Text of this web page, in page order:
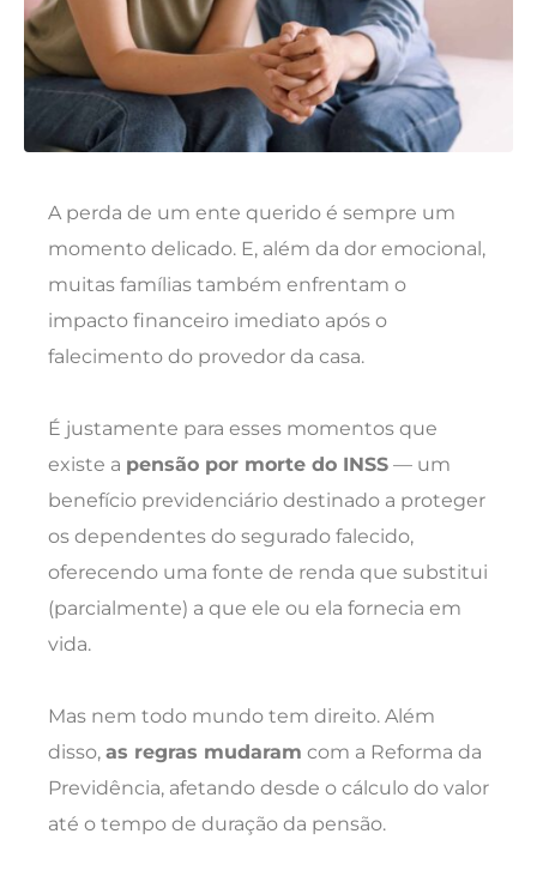
A perda de um ente querido é sempre um
momento delicado. E, além da dor emocional,
muitas famílias também enfrentam o
impacto financeiro imediato após o
falecimento do provedor da casa.
É justamente para esses momentos que
existe a pensão por morte do INSS — um
benefício previdenciário destinado a proteger
os dependentes do segurado falecido,
oferecendo uma fonte de renda que substitui
(parcialmente) a que ele ou ela fornecia em
vida.
Mas nem todo mundo tem direito. Além
disso, as regras mudaram com a Reforma da
Previdência, afetando desde o cálculo do valor
até o tempo de duração da pensão.